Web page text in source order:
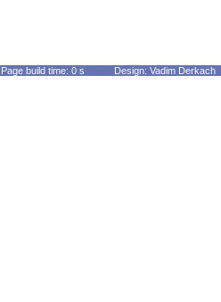
Page build time: 0 s Design: Vadim Derkach